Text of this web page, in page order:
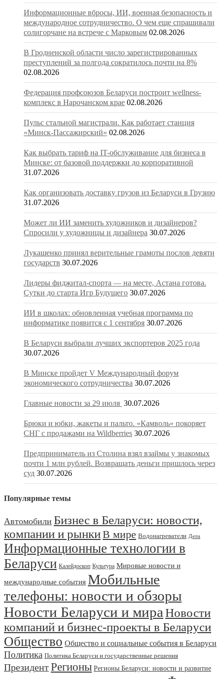
Информационные вбросы, ИИ, военная безопасность и
международное сотрудничество. О чем еще спрашивали
солигорчане на встрече с Марковым 02.08.2026
В Гродненской области число зарегистрированных
преступлений за полгода сократилось почти на 8%
02.08.2026
Федерация профсоюзов Беларуси построит wellness-
комплекс в Нарочанском крае 02.08.2026
Пульс стальной магистрали. Как работает станция
«Минск-Пассажирский» 02.08.2026
Как выбрать тариф на IT-обслуживание для бизнеса в
Минске: от базовой поддержки до корпоративной
31.07.2026
Как организовать доставку грузов из Беларуси в Грузию
31.07.2026
Может ли ИИ заменить художников и дизайнеров?
Спросили у художницы и дизайнера 30.07.2026
Лукашенко принял верительные грамоты послов девяти
государств 30.07.2026
Лидеры фиджитал-спорта — на месте, Астана готова.
Сутки до старта Игр Будущего 30.07.2026
ИИ в школах: обновленная учебная программа по
информатике появится с 1 сентября 30.07.2026
В Беларуси выбрали лучших экспортеров 2025 года
30.07.2026
В Минске пройдет V Международный форум
экономического сотрудничества 30.07.2026
Главные новости за 29 июля 30.07.2026
Брюки и юбки, жакеты и пальто. «Камволь» покоряет
СНГ с продажами на Wildberries 30.07.2026
Предприниматель из Столина взял взаймы у знакомых
почти 1 млн рублей. Возвращать деньги пришлось через
суд 30.07.2026
Популярные темы
Автомобили Бизнес в Беларуси: новости,
компании и рынкиВ мире Водонагреватели Дети
Информационные технологии в
Беларуси Калейдоскоп Культура Мировые новости и
международные события Мобильные
телефоны: новости и обзоры
Новости Беларуси и мираНовости
компаний и бизнес-проекты в Беларуси
Общество Общество и социальные события в Беларуси
Политика Политика Беларуси и государственные решения
ПрезидентРегионы Регионы Беларуси: новости и развитие